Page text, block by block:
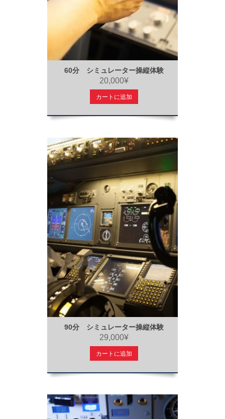
60分 シミュレーター操縦体験
20,000¥
カートに追加
90分 シミュレーター操縦体験
29,000¥
カートに追加